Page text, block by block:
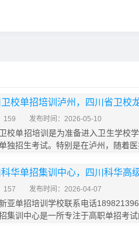
校单招培训泸州，四川省卫校
159 发布时间：2026-05-10
校单招培训是为准备进入卫生学校
独招生考试。特别是在泸州，随着
华单招集训中心，四川科华高
157 发布时间：2026-04-07
亚单招培训学校联系电话
集训中心是一所专注于高职单招考